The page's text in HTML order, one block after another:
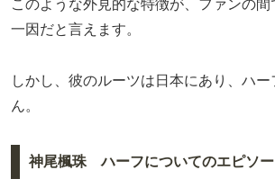
このような外見的な特徴が、ファンの間
一因だと言えます。
しかし、彼のルーツは日本にあり、ハ
ん。
神尾楓珠 ハーフについてのエピソー